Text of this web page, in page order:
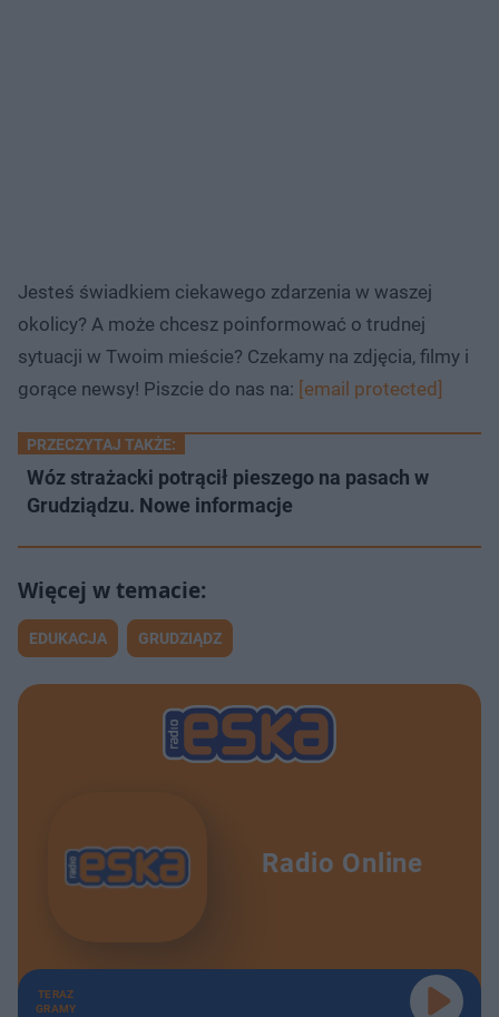
Jesteś świadkiem ciekawego zdarzenia w waszej
okolicy? A może chcesz poinformować o trudnej
sytuacji w Twoim mieście? Czekamy na zdjęcia, filmy i
gorące newsy! Piszcie do nas na: [email protected]
PRZECZYTAJ TAKŻE:
Wóz strażacki potrącił pieszego na pasach w
Grudziądzu. Nowe informacje
EDUKACJA GRUDZIĄDZ
Radio Online
TERAZ
GRAMY